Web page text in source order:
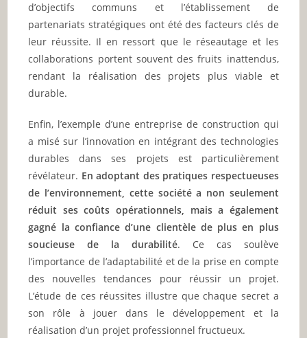
d’objectifs communs et l’établissement de
partenariats stratégiques ont été des facteurs clés de
leur réussite. Il en ressort que le réseautage et les
collaborations portent souvent des fruits inattendus,
rendant la réalisation des projets plus viable et
durable.
Enfin, l’exemple d’une entreprise de construction qui
a misé sur l’innovation en intégrant des technologies
durables dans ses projets est particulièrement
révélateur. En adoptant des pratiques respectueuses
de l’environnement, cette société a non seulement
réduit ses coûts opérationnels, mais a également
gagné la confiance d’une clientèle de plus en plus
soucieuse de la durabilité. Ce cas soulève
l’importance de l’adaptabilité et de la prise en compte
des nouvelles tendances pour réussir un projet.
L’étude de ces réussites illustre que chaque secret a
son rôle à jouer dans le développement et la
réalisation d’un projet professionnel fructueux.